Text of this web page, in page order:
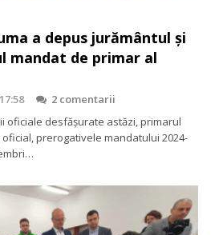
a depus jurământul și
mandat de primar al
2 comentarii
oficiale desfășurate astăzi, primarul
prerogativele mandatului 2024-